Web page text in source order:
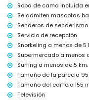
Deportes
tenis, golf (Club de Golf
piragüismo, kayak,
acuático (a menos de 5
escalada (a 25
Ropa de cama incluida
Se admiten mascotas
Senderos de
Servicio de recepción
Snorkeling a menos de 5
Supermercado a menos
Surfing a menos de 5 km.
Tamaño de la parcela
Tamaño del edificio 155
Televisión